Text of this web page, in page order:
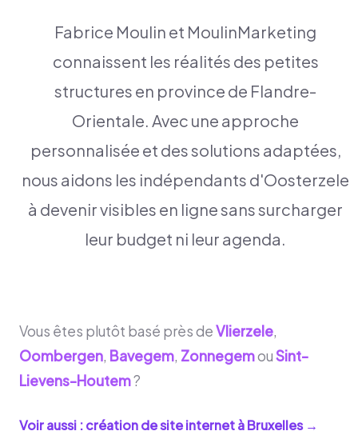
Fabrice Moulin et MoulinMarketing
connaissent les réalités des petites
structures en province de Flandre-
Orientale. Avec une approche
personnalisée et des solutions adaptées,
nous aidons les indépendants d'Oosterzele
à devenir visibles en ligne sans surcharger
leur budget ni leur agenda.
Vous êtes plutôt basé près deVlierzele,
Oombergen, Bavegem, ZonnegemouSint-
Lievens-Houtem?
Voir aussi : création de site internet àBruxelles→